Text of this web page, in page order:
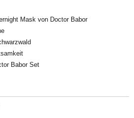
Mask von Doctor Babor
Babor Set